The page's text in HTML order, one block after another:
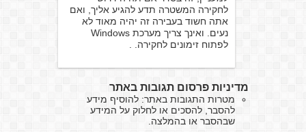
לחקירה המשטרה תדע להגיע אליך, ואם
אתה חשוד בעבירה זה יהיה מאוד לא
נעים. ואינך צריך מערכת Windows
לפתוח זימונים לחקירה. .
מדיניות פרסום תגובות באתר
מטרות התגובות באתר: להוסיף מידע
להסבר, להסכים או לחלוק על המידע
שבהסבר או בהמלצה.